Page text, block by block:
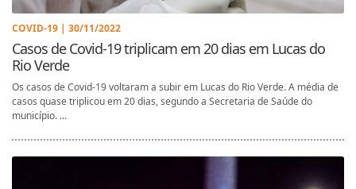
COVID-19 | 30/11/2022
Casos de Covid-19 triplicam em 20 dias em Lucas do
Rio Verde
Os casos de Covid-19 voltaram a subir em Lucas do Rio Verde. A média de
casos quase triplicou em 20 dias, segundo a Secretaria de Saúde do
município. ...